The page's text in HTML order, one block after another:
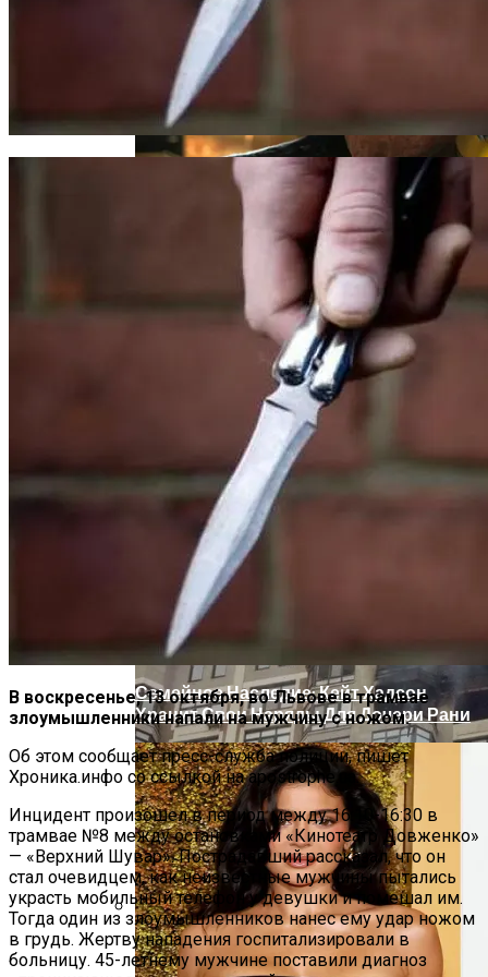
Летнюю Украинку С Признаками
Изнасилования: Мать Отрицает
Насилие
«Морковное» ДТП На Трассе Одесса-
Николаев: Столкнулись Два Грузовика
Масштабный Пожар В Киевской
Многоэтажке: Пострадавший Попал В
«Веном 3» Получил Зловещее
Название И Ускоренную Премьеру
Семейное Наследие: Кейт Хадсон
Хранит Свои Наряды Для Дочери Рани
В воскресенье, 13 октября, во Львове в трамвае
злоумышленники напали на мужчину с ножом.
Об этом сообщает пресс-служба полиции, пишет
Хроника.инфо со ссылкой на apostrophe.ua.
Инцидент произошел в период между 16:10-16:30 в
трамвае №8 между остановками «Кинотеатр Довженко»
— «Верхний Шувар». Пострадавший рассказал, что он
стал очевидцем, как неизвестные мужчины пытались
украсть мобильный телефон у девушки и помешал им.
Тогда один из злоумышленников нанес ему удар ножом
в грудь. Жертву нападения госпитализировали в
больницу. 45-летнему мужчине поставили диагноз